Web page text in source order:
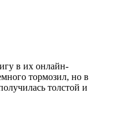
в их онлайн-
тормозил, но в
толстой и